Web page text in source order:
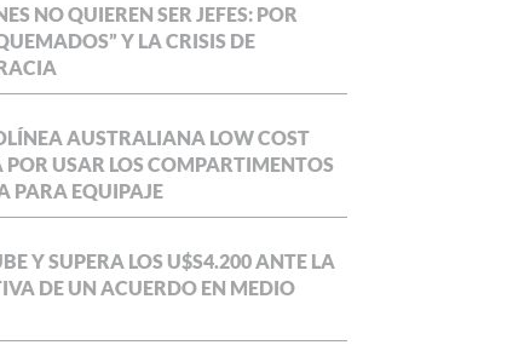
NO QUIEREN SER JEFES: POR
Y LA CRISIS DE
AUSTRALIANA LOW COST
USAR LOS COMPARTIMENTOS
PARA EQUIPAJE
Y SUPERA LOS U$S4.200 ANTE LA
DE UN ACUERDO EN MEDIO